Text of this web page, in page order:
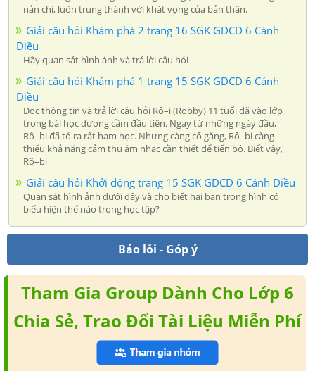
nản chí, luôn trung thành với khát vọng của bản thân.
Giải câu hỏi Khám phá 2 trang 16 SGK GDCD 6 Cánh
Diều
Hãy quan sát hình ảnh và trả lời câu hỏi
Giải câu hỏi Khám phá 1 trang 15 SGK GDCD 6 Cánh
Diều
Đọc thông tin và trả lời câu hỏi Rô–i (Robby) 11 tuổi đã vào lớp
trong bài học dương cầm đầu tiên. Ngay từ những ngày đầu,
Rô–bi đã tỏ ra rất ham học. Nhưng càng cố gắng, Rô–bi càng
thiếu khả năng cảm thụ âm nhạc cần thiết để tiến bộ. Biết vậy,
Rô–bi
Giải câu hỏi Khởi động trang 15 SGK GDCD 6 Cánh Diều
Quan sát hình ảnh dưới đây và cho biết hai bạn trong hình có
biểu hiện thế nào trong học tập?
Báo lỗi - Góp ý
Tham Gia Group Dành Cho Lớp 6
Chia Sẻ, Trao Đổi Tài Liệu Miễn Phí